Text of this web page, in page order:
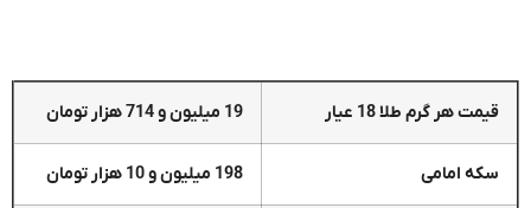
قیمت هر گرم طلا 18 عیار 19 میلیون و 714 هزار تومان
سکه امامی 198 میلیون و 10 هزار تومان